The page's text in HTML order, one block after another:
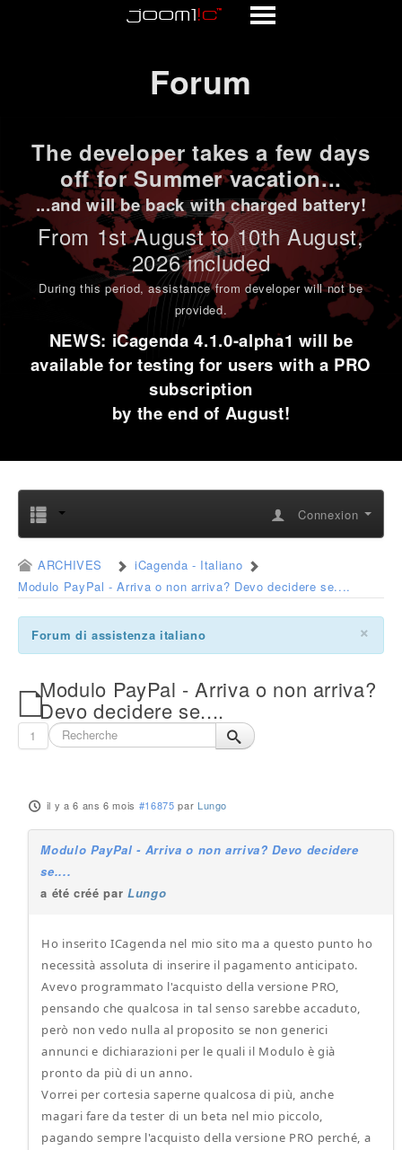
Forum
The developer takes a few days
off for Summer vacation...
...and will be back with charged battery!
From 1stAugust to 10th August,
2026 included
During this period,assistance from developer will not be
provided.
NEWS: iCagenda 4.1.0-alpha1 will be
available for testing for users with a PRO
subscription
by the end of August!
Connexion
ARCHIVES
iCagenda - Italiano
Modulo PayPal - Arriva o non arriva? Devo decidere se....
×
Forum di assistenza italiano
Modulo PayPal - Arriva o non arriva?
Devo decidere se....
1
il y a 6 ans 6 mois #16875 par Lungo
Modulo PayPal - Arriva o non arriva? Devo decidere
se....
a été créé parLungo
Ho inserito ICagenda nel mio sito ma a questo punto ho
necessità assoluta di inserire il pagamento anticipato.
Avevo programmato l'acquisto della versione PRO,
pensando che qualcosa in tal senso sarebbe accaduto,
però non vedo nulla al proposito se non generici
annunci e dichiarazioni per le quali il Modulo è già
pronto da più di un anno.
Vorrei per cortesia saperne qualcosa di più, anche
magari fare da tester di un beta nel mio piccolo,
pagando sempre l'acquisto della versione PRO perché, a